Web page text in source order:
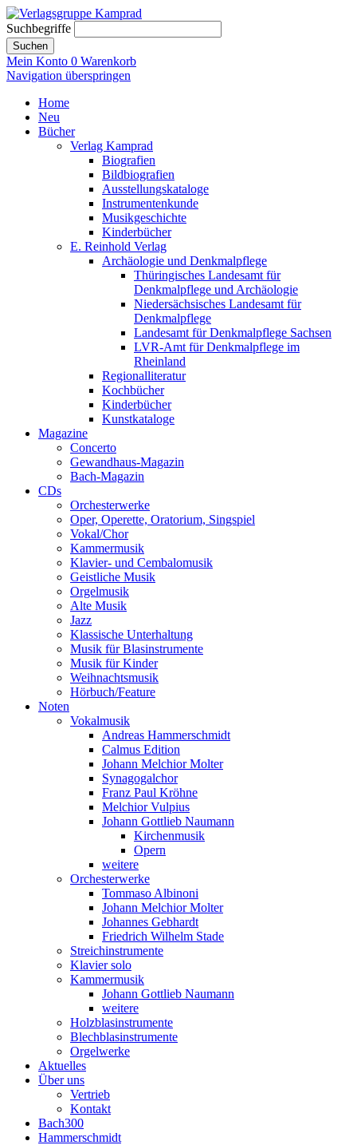
Suchbegriffe
Suchen
Mein Konto 0 Warenkorb
Navigation überspringen
Home
Neu
Bücher
Verlag Kamprad
Biografien
Bildbiografien
Ausstellungskataloge
Instrumentenkunde
Musikgeschichte
Kinderbücher
E. Reinhold Verlag
Archäologie und Denkmalpflege
Thüringisches Landesamt für
Denkmalpflege und Archäologie
Niedersächsisches Landesamt für
Denkmalpflege
Landesamt für Denkmalpflege Sachsen
LVR-Amt für Denkmalpflege im
Rheinland
Regionalliteratur
Kochbücher
Kinderbücher
Kunstkataloge
Magazine
Concerto
Gewandhaus-Magazin
Bach-Magazin
CDs
Orchesterwerke
Oper, Operette, Oratorium, Singspiel
Vokal/Chor
Kammermusik
Klavier- und Cembalomusik
Geistliche Musik
Orgelmusik
Alte Musik
Jazz
Klassische Unterhaltung
Musik für Blasinstrumente
Musik für Kinder
Weihnachtsmusik
Hörbuch/Feature
Noten
Vokalmusik
Andreas Hammerschmidt
Calmus Edition
Johann Melchior Molter
Synagogalchor
Franz Paul Kröhne
Melchior Vulpius
Johann Gottlieb Naumann
Kirchenmusik
Opern
weitere
Orchesterwerke
Tommaso Albinoni
Johann Melchior Molter
Johannes Gebhardt
Friedrich Wilhelm Stade
Streichinstrumente
Klavier solo
Kammermusik
Johann Gottlieb Naumann
weitere
Holzblasinstrumente
Blechblasinstrumente
Orgelwerke
Aktuelles
Über uns
Vertrieb
Kontakt
Bach300
Hammerschmidt